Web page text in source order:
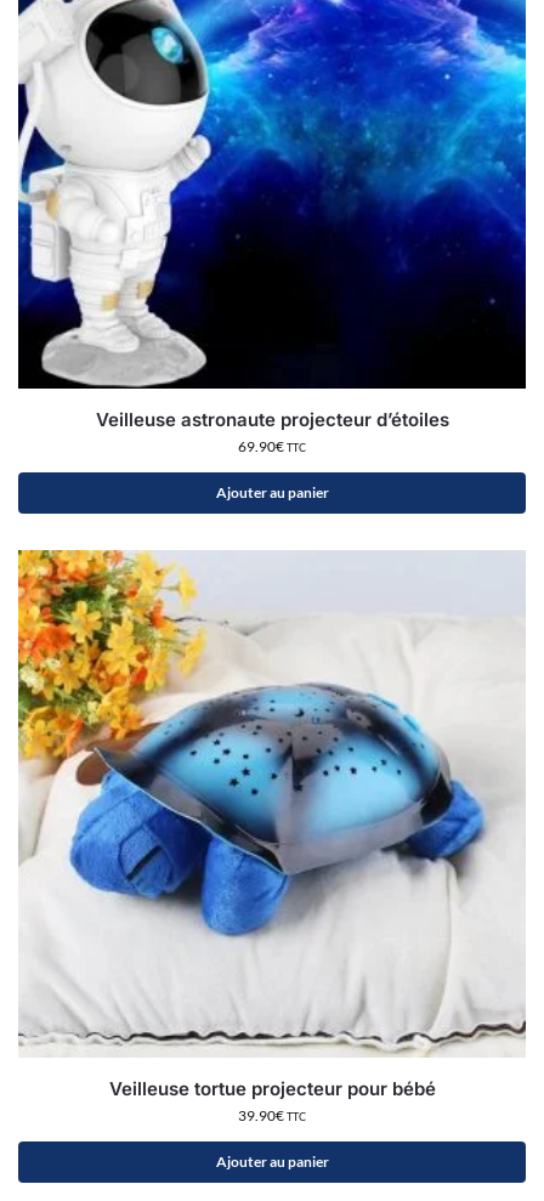
Veilleuse astronaute projecteur d’étoiles
69.90€TTC
Ajouter au panier
Veilleuse tortue projecteur pour bébé
39.90€TTC
Ajouter au panier